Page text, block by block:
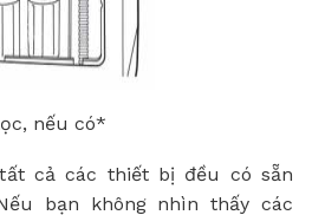
ọc, nếu có*
ất cảcác thiết bị đều cósẵn
ếu bạn không nhìn thấy các